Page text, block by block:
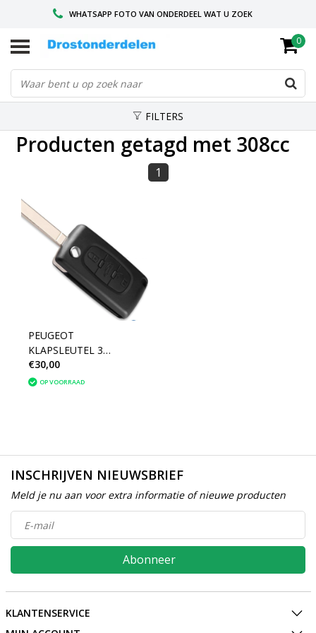
WHATSAPP FOTO VAN ONDERDEEL WAT U ZOEK
VOOR 16.00 BESTELD, VANDAAG VERZONDEN
GESPECIALISEERD PEUGEOT
0
FILTERS
Producten getagd met 308cc
1
PEUGEOT
KLAPSLEUTEL 3
KNOPPEN -207CC-
207SW - 308SW - 307CC
€30,00
OP VOORRAAD
INSCHRIJVEN NIEUWSBRIEF
Meld je nu aan voor extra informatie of nieuwe producten
Abonneer
KLANTENSERVICE